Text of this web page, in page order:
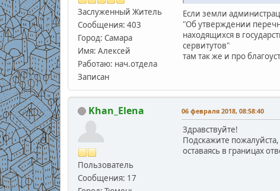
Заслуженный Житель
Сообщения: 403
Город: Самара
Имя: Алексей
Работаю: нач.отдела
Записан
Если земли
"Об утверждении
находящихся в
сервитутов"
там так же и про
Khan_Elena
Пользователь
Сообщения: 17
06 февраля 2018, 08:58:40
Здравствуйте!
Подскажите
оставаясь в границах